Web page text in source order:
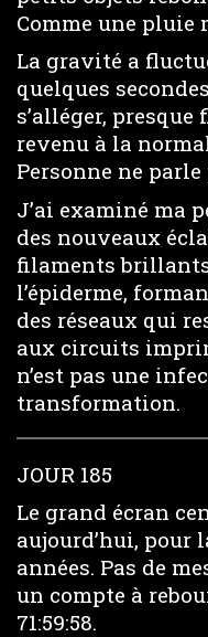
Comme une pluie
La gravité a
quelques
s’alléger,
revenu à la
Personne ne parle
J’ai examiné ma
des nouveaux
filaments
l’épiderme,
des réseaux qui
aux circuits
n’est pas une
transformation.
JOUR 185
Le grand écran
aujourd’hui, pour
années. Pas de
un compte à
71:59:58.